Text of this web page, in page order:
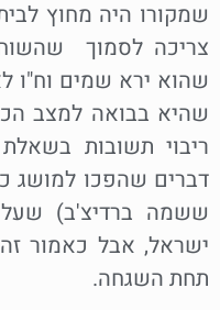
שמקורו היה מחוץ
צריכה לסמוך
שהוא ירא שמים וח"ו
שהיא בבואה למצב
ריבוי תשובות
דברים שהפכו למושג
ששמה ברדיצ'ב) שעל
ישראל, אבל כאמור
תחת השגחה.